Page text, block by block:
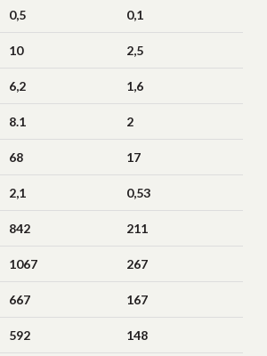
0,5 0,1
10 2,5
6,2 1,6
8.1 2
68 17
2,1 0,53
842 211
1067 267
667 167
592 148